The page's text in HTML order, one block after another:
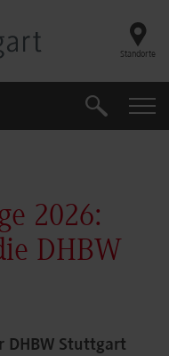
Standorte
Suche
2026:
DHBW
DHBW Stuttgart